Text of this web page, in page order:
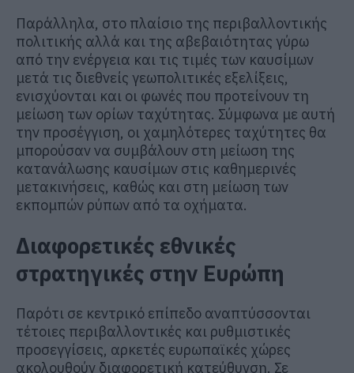
Παράλληλα, στο πλαίσιο της περιβαλλοντικής
πολιτικής αλλά και της αβεβαιότητας γύρω
από την ενέργεια και τις τιμές των καυσίμων
μετά τις διεθνείς γεωπολιτικές εξελίξεις,
ενισχύονται και οι φωνές που προτείνουν τη
μείωση των ορίων ταχύτητας. Σύμφωνα με αυτή
την προσέγγιση, οι χαμηλότερες ταχύτητες θα
μπορούσαν να συμβάλουν στη μείωση της
κατανάλωσης καυσίμων στις καθημερινές
μετακινήσεις, καθώς και στη μείωση των
εκπομπών ρύπων από τα οχήματα.
Διαφορετικές εθνικές
στρατηγικές στην Ευρώπη
Παρότι σε κεντρικό επίπεδο αναπτύσσονται
τέτοιες περιβαλλοντικές και ρυθμιστικές
προσεγγίσεις, αρκετές ευρωπαϊκές χώρες
ακολουθούν διαφορετική κατεύθυνση. Σε